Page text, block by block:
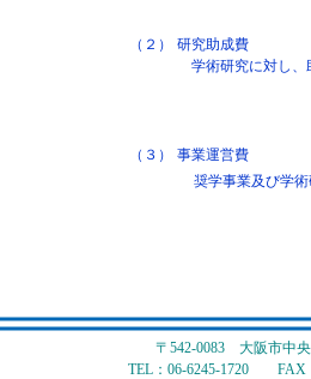
（２）
研究助成費
学術研究に対し、
（３）
事業運営費
奨学事業及び学
〒542-0083 大阪市中
TEL：06-6245-1720 FAX